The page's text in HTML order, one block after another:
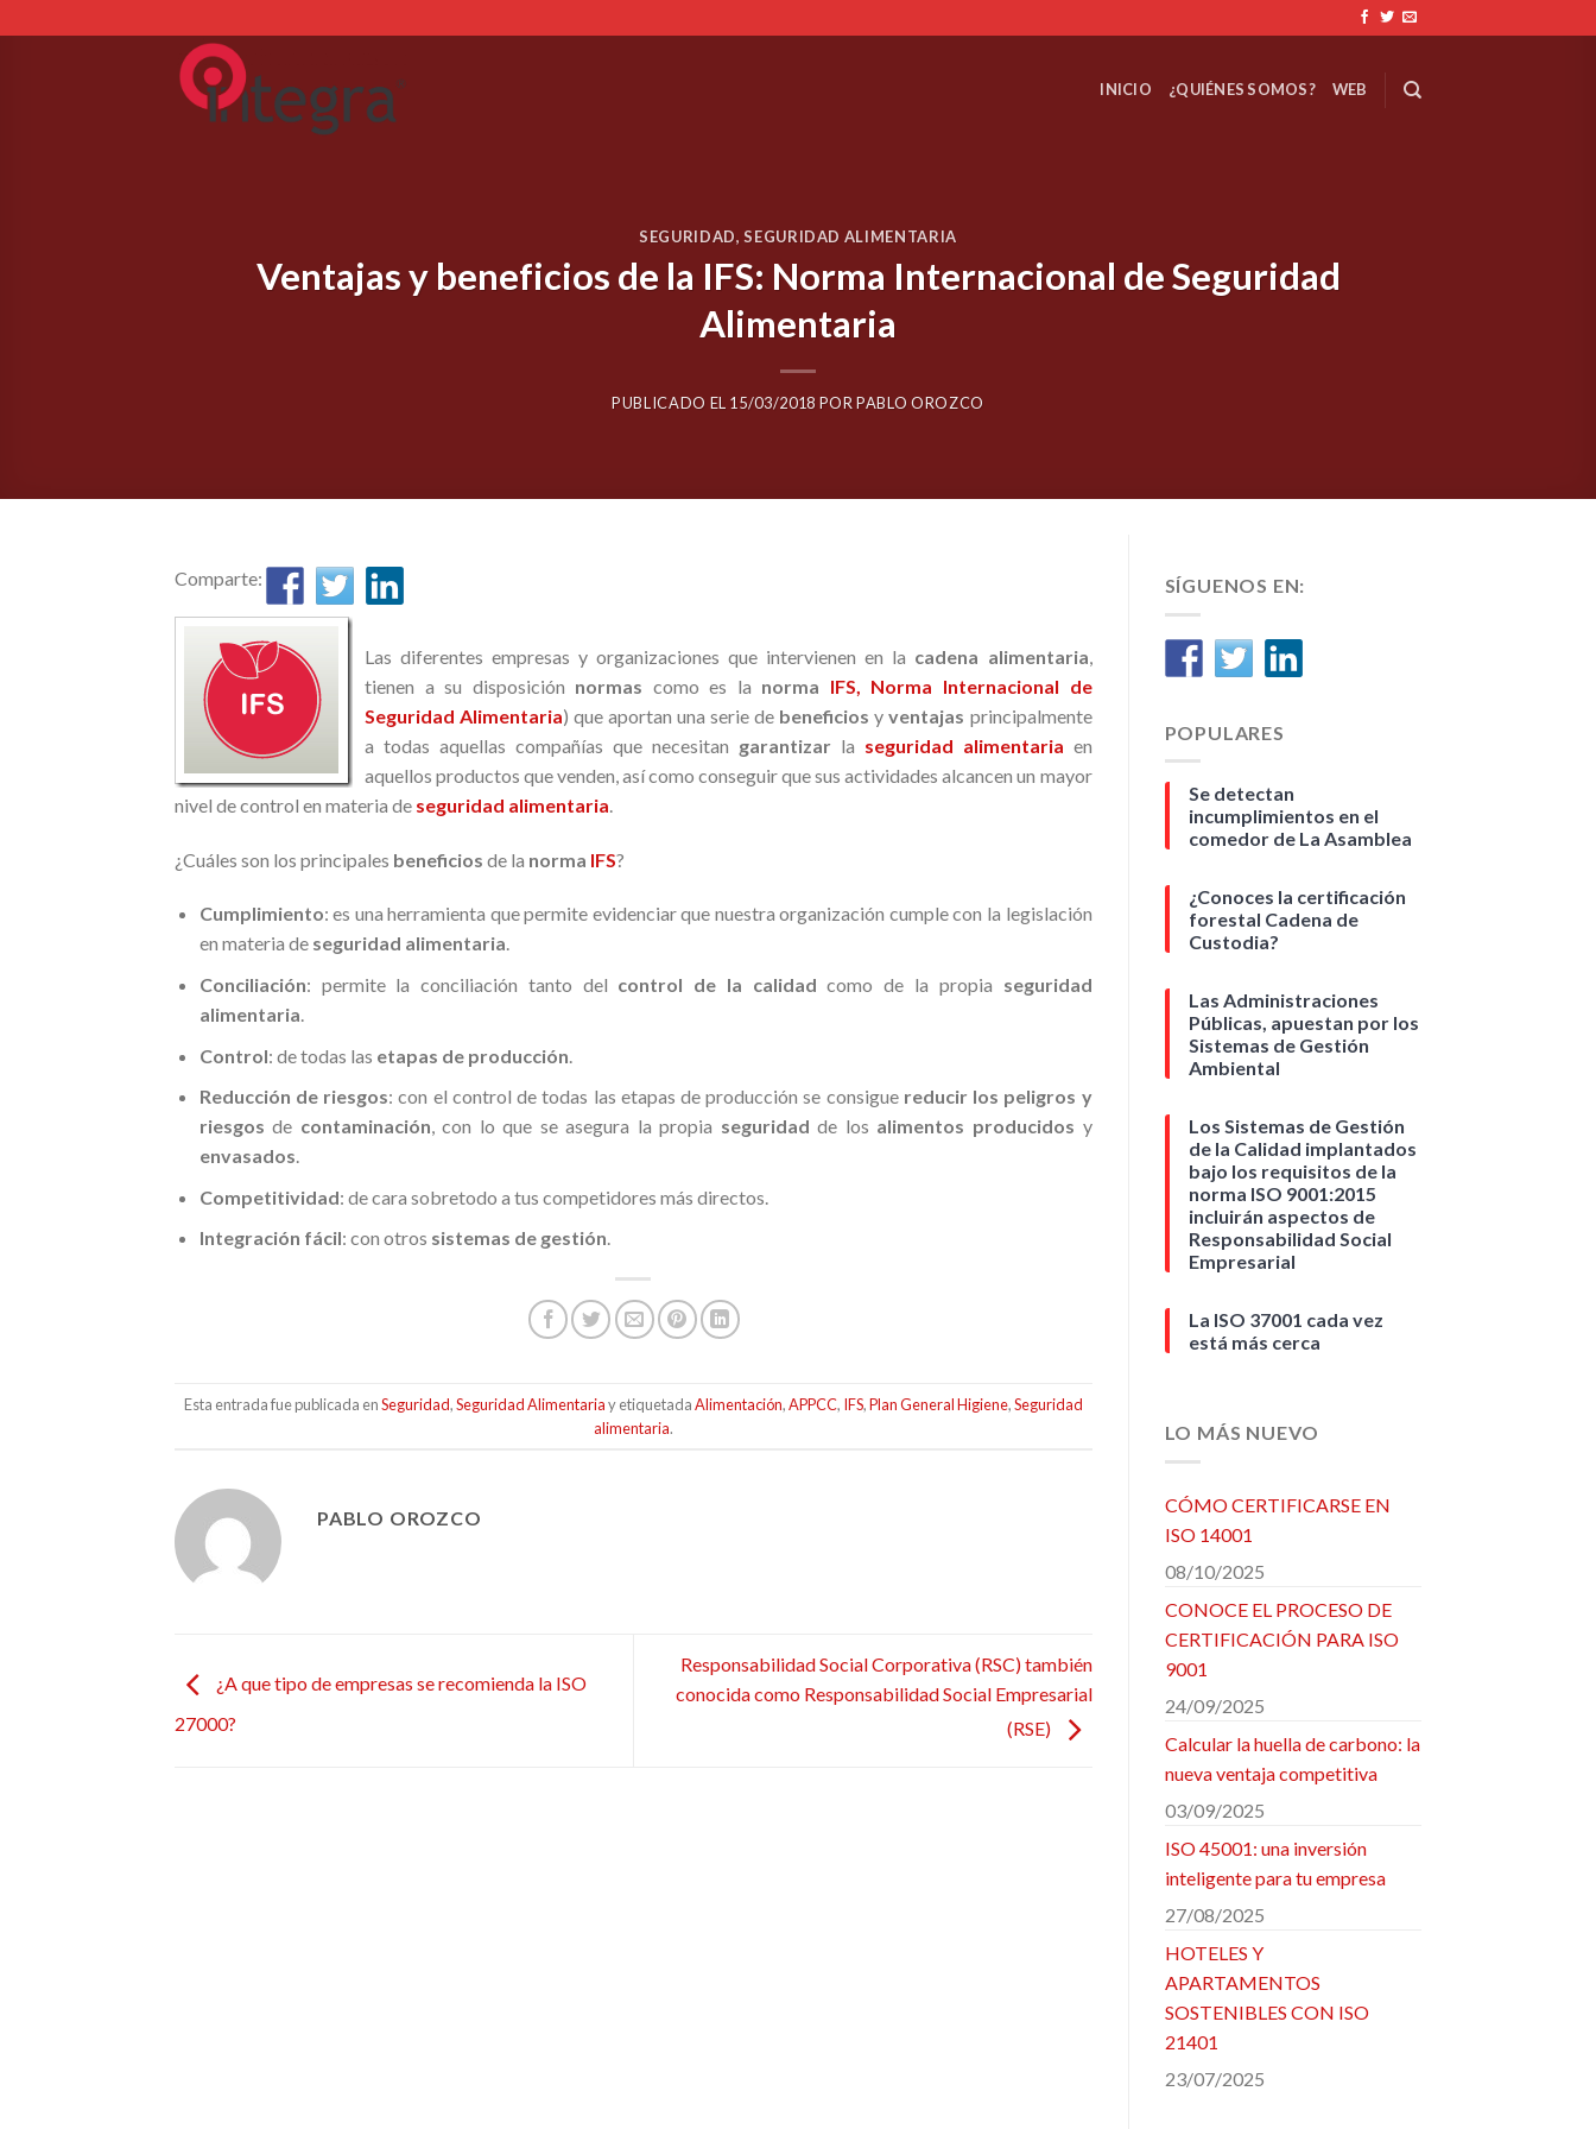
to
INICIO ¿QUIÉNES SOMOS? WEB
SEGURIDAD,SEGURIDAD ALIMENTARIA
Ventajas y beneficios de la IFS: Norma Internacional de Seguridad
Alimentaria
PUBLICADO EL 15/03/2018 PORPABLO OROZCO
Comparte:
Las diferentes empresas y organizaciones que intervienen en la cadena alimentaria
tienen a su disposición normas como es la norma IFS, Norma Internacional de
Seguridad Alimentaria) que aportan una serie de beneficios yventajas principalmente
a todas aquellas compañías que necesitan garantizarla seguridad alimentaria en
aquellos productos que venden, así como conseguir que sus actividades alcancen un mayor
nivel de control en materia de seguridad alimentaria
¿Cuáles son los principales beneficios de la norma IFS?
Cumplimiento: es una herramienta que permite evidenciar que nuestra organización cumple con la legislación
en materia deseguridad alimentaria.
Conciliación: permite la conciliación tanto del control de la calidad como de la propia seguridad
alimentaria.
Control: de todas las etapas de producción
Reducción de riesgos: con el control de todas las etapas de producción se consigue reducir los peligros y
riesgos de contaminación, con lo que se asegura la propia seguridad de los alimentos producidos y
envasados.
Competitividad: de cara sobretodo a tus competidores más directos.
Integración fácil: con otros sistemas de gestión.
Esta entrada fue publicada enSeguridad,Seguridad Alimentariay etiquetadaAlimentación,APPCC, IFS,Plan General Higiene,Seguridad
alimentaria.
PABLO OROZCO
¿A que tipo de empresas se recomienda la ISO
27000?
Responsabilidad Social Corporativa (RSC) también
conocida como Responsabilidad Social Empresarial
(RSE)
SÍGUENOS EN:
POPULARES
Se detectan
incumplimientos en el
comedor de La Asamblea
¿Conoces la certificación
forestal Cadena de
Custodia?
Las Administraciones
Públicas, apuestan por los
Sistemas de Gestión
Ambiental
Los Sistemas de Gestión
de la Calidad implantados
bajo los requisitos de la
norma ISO 9001:2015
incluirán aspectos de
Responsabilidad Social
Empresarial
La ISO 37001 cada vez
está más cerca
LO MÁS NUEVO
CÓMO CERTIFICARSE EN
ISO 14001
08/10/2025
CONOCE EL PROCESO DE
CERTIFICACIÓN PARA ISO
9001
24/09/2025
Calcular la huella de carbono: la
nueva ventaja competitiva
03/09/2025
ISO 45001: una inversión
inteligente para tu empresa
27/08/2025
HOTELES Y
APARTAMENTOS
SOSTENIBLES CON ISO
21401
23/07/2025